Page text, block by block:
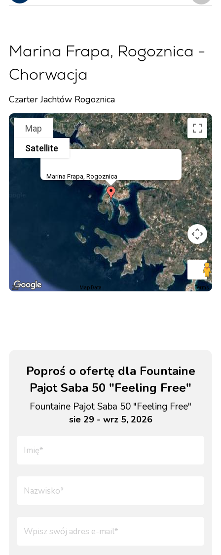
Marina Frapa, Rogoznica -
Chorwacja
Czarter Jachtów Rogoznica
Marina Frapa, Rogoznica
Map
Satellite
Map Data Terms
Poproś o ofertę dla Fountaine
Pajot Saba 50 "Feeling Free"
Fountaine Pajot Saba 50 "Feeling Free"
sie 29 - wrz 5, 2026